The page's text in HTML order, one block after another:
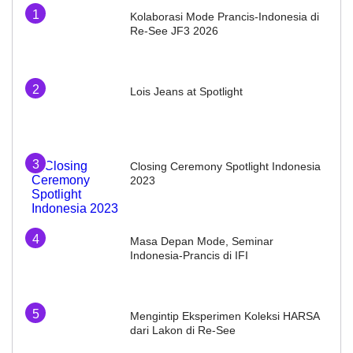
Kolaborasi Mode Prancis-Indonesia di
Re-See JF3 2026
Lois Jeans at Spotlight
Closing Ceremony Spotlight Indonesia
2023
Masa Depan Mode, Seminar
Indonesia-Prancis di IFI
Mengintip Eksperimen Koleksi HARSA
dari Lakon di Re-See